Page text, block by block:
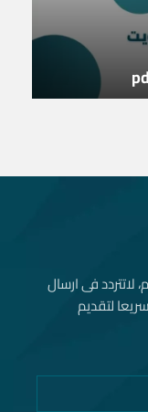
فى ارسال
لتقديم